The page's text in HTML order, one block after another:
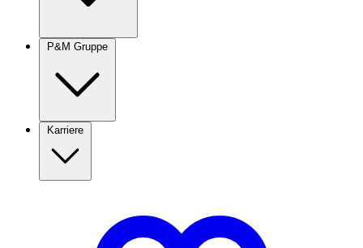
P&M Gruppe
Karriere